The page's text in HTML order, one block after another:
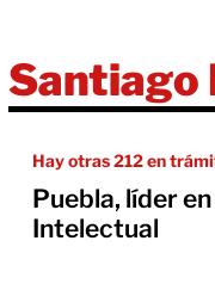
Santiago
Hay otras 212 en
Puebla, líder
Intelectual